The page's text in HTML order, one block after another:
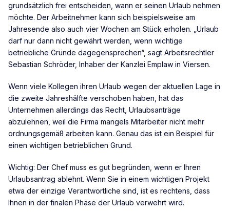
grundsätzlich frei entscheiden, wann er seinen Urlaub nehmen
möchte. Der Arbeitnehmer kann sich beispielsweise am
Jahresende also auch vier Wochen am Stück erholen. „Urlaub
darf nur dann nicht gewährt werden, wenn wichtige
betriebliche Gründe dagegensprechen“, sagt Arbeitsrechtler
Sebastian Schröder, Inhaber der Kanzlei Emplaw in Viersen.
Wenn viele Kollegen ihren Urlaub wegen der aktuellen Lage in
die zweite Jahreshälfte verschoben haben, hat das
Unternehmen allerdings das Recht, Urlaubsanträge
abzulehnen, weil die Firma mangels Mitarbeiter nicht mehr
ordnungsgemäß arbeiten kann. Genau das ist ein Beispiel für
einen wichtigen betrieblichen Grund.
Wichtig: Der Chef muss es gut begründen, wenn er Ihren
Urlaubsantrag ablehnt. Wenn Sie in einem wichtigen Projekt
etwa der einzige Verantwortliche sind, ist es rechtens, dass
Ihnen in der finalen Phase der Urlaub verwehrt wird.